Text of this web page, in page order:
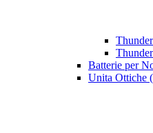
Batterie per
Unita Ottiche